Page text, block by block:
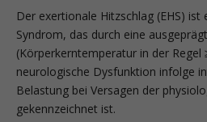
Der exertionale Hitzschlag (EHS) ist
Syndrom, das durch eine
(Körperkerntemperatur in der Regel
neurologische Dysfunktion infolge
Belastung bei Versagen der
gekennzeichnet ist.